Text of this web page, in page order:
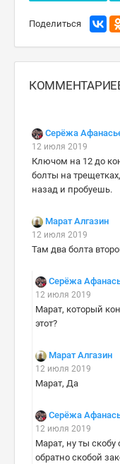
Поделиться
Серёжа
12 июля 2019
Ключом на 12 до
болты на
назад и пробуешь.
Марат Алгазин
12 июля 2019
Там два болта
Серёжа
12 июля 2019
Марат, который
этот?
Марат Алгазин
12 июля 2019
Марат, Да
Серёжа
12 июля 2019
Марат, ну ты скобу
обратно скобой